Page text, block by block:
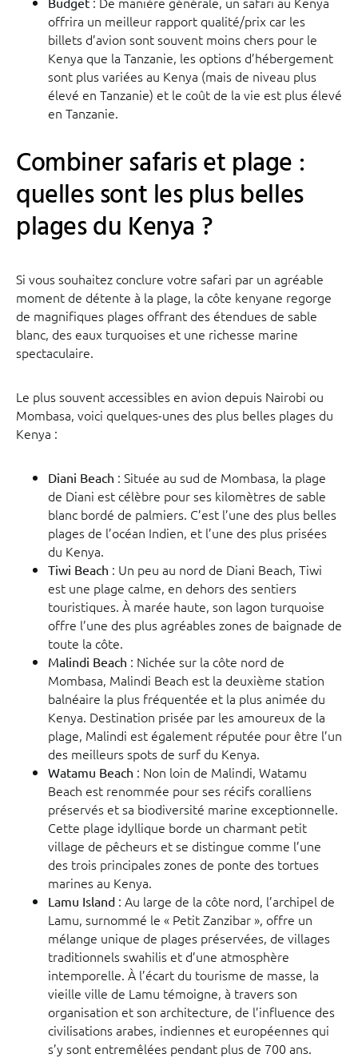
offrira un meilleur rapport qualité/prix car les
billets d’avion sont souvent moins chers pour le
Kenya que la Tanzanie, les options d’hébergement
sont plus variées au Kenya (mais de niveau plus
élevé en Tanzanie) et le coût de la vie est plus élevé
en Tanzanie.
Combiner safaris et plage :
quelles sont les plus belles
plages du Kenya ?
Si vous souhaitez conclure votre safari par un agréable
moment de détente à la plage, la côte kenyane regorge
de magnifiques plages offrant des étendues de sable
blanc, des eaux turquoises et une richesse marine
spectaculaire.
Le plus souvent accessibles en avion depuis Nairobi ou
Mombasa, voici quelques-unes des plus belles plages du
Kenya :
Diani Beach : Située au sud de Mombasa, la plage
de Diani est célèbre pour ses kilomètres de sable
blanc bordé de palmiers. C’est l’une des plus belles
plages de l’océan Indien, et l’une des plus prisées
du Kenya.
Tiwi Beach : Un peu au nord de Diani Beach, Tiwi
est une plage calme, en dehors des sentiers
touristiques. À marée haute, son lagon turquoise
offre l’une des plus agréables zones de baignade de
toute la côte.
Malindi Beach : Nichée sur la côte nord de
Mombasa, Malindi Beach est la deuxième station
balnéaire la plus fréquentée et la plus animée du
Kenya. Destination prisée par les amoureux de la
plage, Malindi est également réputée pour être l’un
des meilleurs spots de surf du Kenya.
Watamu Beach : Non loin de Malindi, Watamu
Beach est renommée pour ses récifs coralliens
préservés et sa biodiversité marine exceptionnelle.
Cette plage idyllique borde un charmant petit
village de pêcheurs et se distingue comme l’une
des trois principales zones de ponte des tortues
marines au Kenya.
Lamu Island : Au large de la côte nord, l’archipel de
Lamu, surnommé le « Petit Zanzibar », offre un
mélange unique de plages préservées, de villages
traditionnels swahilis et d’une atmosphère
intemporelle. À l’écart du tourisme de masse, la
vieille ville de Lamu témoigne, à travers son
organisation et son architecture, de l’influence des
civilisations arabes, indiennes et européennes qui
s’y sont entremêlées pendant plus de 700 ans.